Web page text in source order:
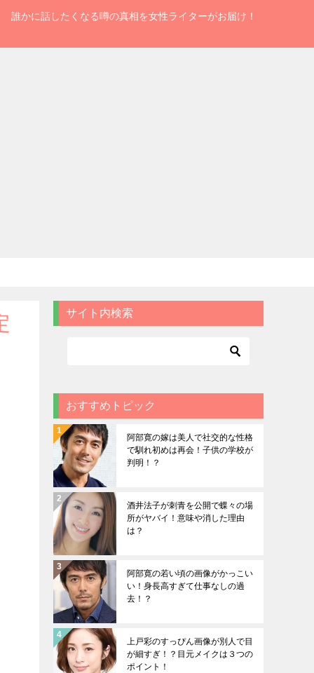
誰かに話したくなる噂の真相を女性ライターがお届け！
サイト内検索
おすすめトピック
阿部寛の嫁は美人で社交的な性格
で馴れ初めは再会！子供の学校が
判明！？
酒井法子が刺青を公開で蝶々の場
所がヤバイ！意味や消した理由
は？
阿部寛の若い頃の画像がかっこい
い！身長高すぎて仕事なしの過
去！？
上戸彩のすっぴん画像が別人で目
が細すぎ！？目元メイクは３つの
ポイント！